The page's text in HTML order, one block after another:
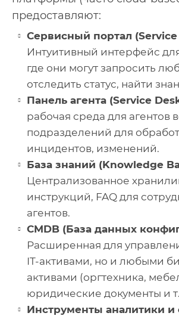
предоставляют:
Сервисный портал (Service
Интуитивный интерфейс
где они могут запросить
отследить статус, найти
Панель агента (Service
рабочая среда для агентов
подразделений для
инцидентов, изменений.
База знаний (Knowledge
Централизованное
инструкций, FAQ для
агентов.
CMDB (База данных
Расширенная для
IT-активами, но и любыми
активами (оргтехника,
юридические документы и
Инструменты аналитики и